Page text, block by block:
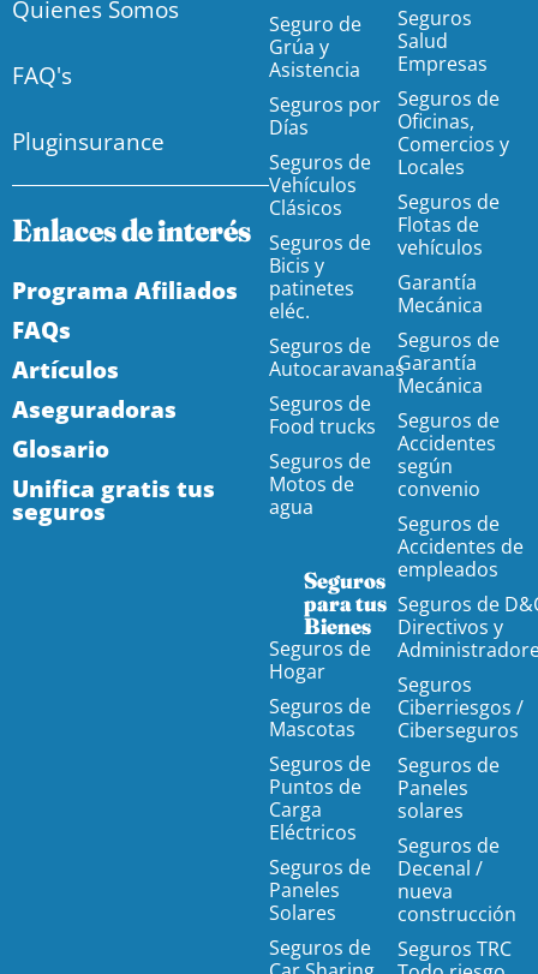
Quienes Somos
FAQ's
Pluginsurance
Enlaces de interés
Programa Afiliados
FAQs
Artículos
Aseguradoras
Glosario
Unifica gratis tus
seguros
Seguro de
Grúa y
Asistencia
Seguros por
Días
Seguros de
Vehículos
Clásicos
Seguros de
Bicis y
patinetes
eléc.
Seguros de
Autocaravanas
Seguros de
Food trucks
Seguros de
Motos de
agua
Seguros
para tus
Bienes
Seguros de
Hogar
Seguros de
Mascotas
Seguros de
Puntos de
Carga
Eléctricos
Seguros de
Paneles
Solares
Seguros de
Seguros
Salud
Empresas
Seguros de
Oficinas,
Comercios y
Locales
Seguros de
Flotas de
vehículos
Garantía
Mecánica
Seguros de
Garantía
Mecánica
Seguros de
Accidentes
según
convenio
Seguros de
Accidentes de
empleados
Seguros de
Directivos y
Seguros
Ciberriesgos /
Ciberseguros
Seguros de
Paneles
solares
Seguros de
Decenal /
nueva
construcción
Seguros TRC